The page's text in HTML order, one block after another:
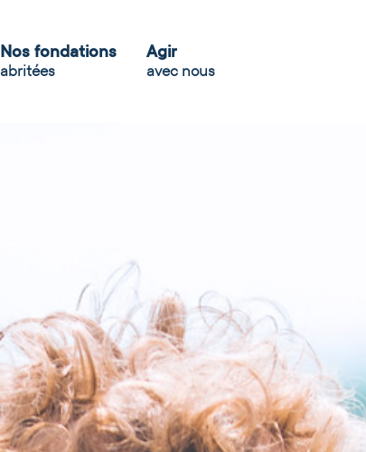
Nos fondations
abritées
Agir
avec nous